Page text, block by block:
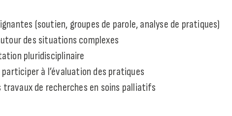
(soutien, groupes de parole, analyse de pratiques)
des situations complexes
pluridisciplinaire
à l’évaluation des pratiques
de recherches en soins palliatifs